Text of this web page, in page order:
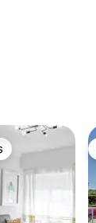
huéspedes